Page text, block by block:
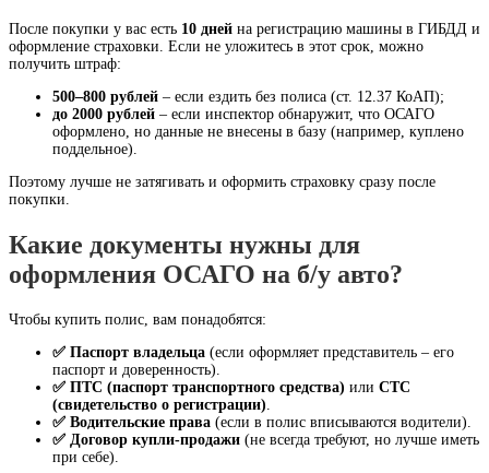
После покупки у вас есть 10 дней на регистрацию машины в ГИБДД и
оформление страховки. Если не уложитесь в этот срок, можно
получить штраф:
500–800 рублей – если ездить без полиса (ст. 12.37 КоАП);
до 2000 рублей – если инспектор обнаружит, что ОСАГО
оформлено, но данные не внесены в базу (например, куплено
поддельное).
Поэтому лучше не затягивать и оформить страховку сразу после
покупки.
Какие документы нужны для
оформления ОСАГО на б/у авто?
Чтобы купить полис, вам понадобятся:
✅ Паспорт владельца (если оформляет представитель – его
паспорт и доверенность).
✅ ПТС (паспорт транспортного средства) или СТС
(свидетельство о регистрации)
✅ Водительские права (если в полис вписываются водители).
✅ Договор купли-продажи (не всегда требуют, но лучше иметь
при себе).